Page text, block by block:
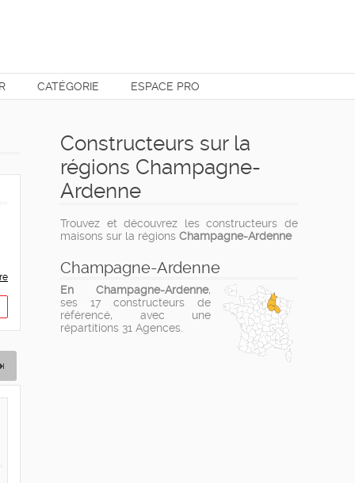
CATÉGORIE ESPACE PRO
Constructeurs sur la
régions Champagne-
Ardenne
Trouvez et découvrez les constructeurs de
maisons sur la régions Champagne-Ardenne
Champagne-Ardenne
En Champagne-Ardenne,
ses 17 constructeurs de
référencé, avec une
répartitions 31 Agences.